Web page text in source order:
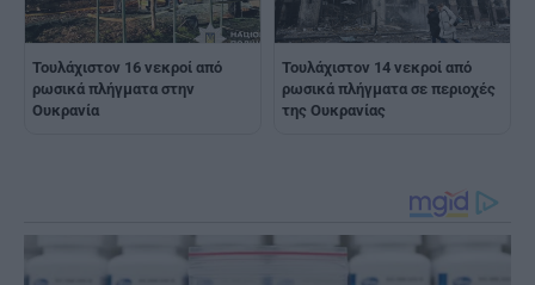
Τουλάχιστον 16 νεκροί από
ρωσικά πλήγματα στην
Ουκρανία
Τουλάχιστον 14 νεκροί από
ρωσικά πλήγματα σε περιοχές
της Ουκρανίας